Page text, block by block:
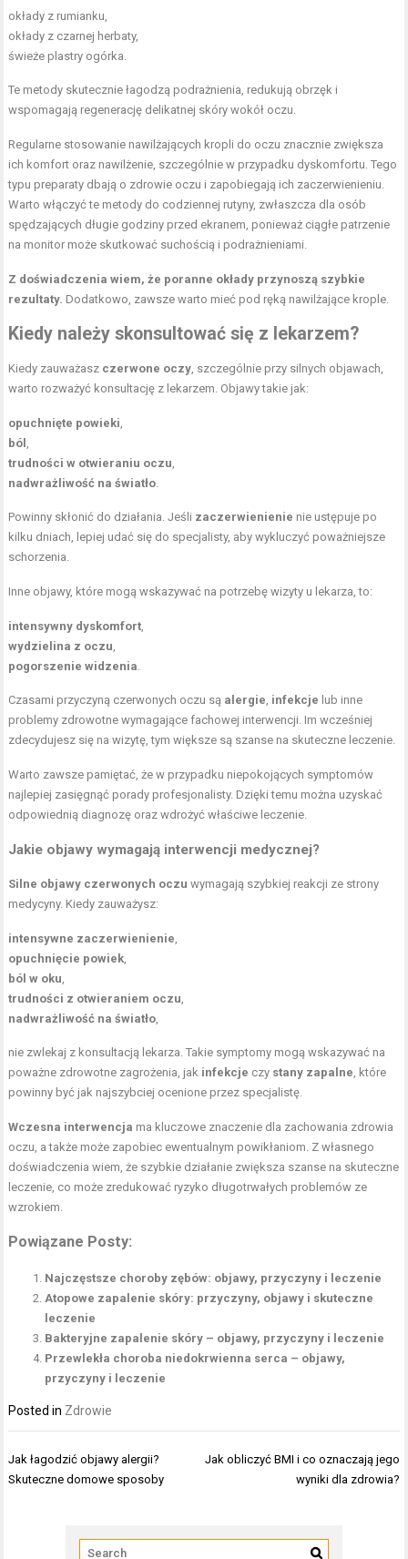
okłady z rumianku,
okłady z czarnej herbaty,
świeże plastry ogórka.
Te metody skutecznie łagodzą podrażnienia, redukują obrzęk i
wspomagają regenerację delikatnej skóry wokół oczu.
Regularne stosowanie nawilżających kropli do oczu znacznie zwiększa
ich komfort oraz nawilżenie, szczególnie w przypadku dyskomfortu. Tego
typu preparaty dbają o zdrowie oczu i zapobiegają ich zaczerwienieniu.
Warto włączyć te metody do codziennej rutyny, zwłaszcza dla osób
spędzających długie godziny przed ekranem, ponieważ ciągłe patrzenie
na monitor może skutkować suchością i podrażnieniami.
Z doświadczenia wiem, że poranne okłady przynoszą szybkie
rezultaty. Dodatkowo, zawsze warto mieć pod ręką nawilżające krople.
Kiedy należy skonsultować się z lekarzem?
Kiedy zauważasz czerwone oczy, szczególnie przy silnych objawach,
warto rozważyć konsultację z lekarzem. Objawy takie jak:
opuchnięte powieki,
ból ,
trudności w otwieraniu oczu,
nadwrażliwość na światło.
Powinny skłonić do działania. Jeśli zaczerwienienie nie ustępuje po
kilku dniach, lepiej udać się do specjalisty, aby wykluczyć poważniejsze
schorzenia.
Inne objawy, które mogą wskazywać na potrzebę wizyty u lekarza, to:
intensywny dyskomfort,
wydzielina z oczu,
pogorszenie widzenia.
Czasami przyczyną czerwonych oczu są alergie, infekcje lub inne
problemy zdrowotne wymagające fachowej interwencji. Im wcześniej
zdecydujesz się na wizytę, tym większe są szanse na skuteczne leczenie.
Warto zawsze pamiętać, że w przypadku niepokojących symptomów
najlepiej zasięgnąć porady profesjonalisty. Dzięki temu można uzyskać
odpowiednią diagnozę oraz wdrożyć właściwe leczenie.
Jakie objawy wymagają interwencji medycznej?
Silne objawy czerwonych oczu wymagają szybkiej reakcji ze strony
medycyny. Kiedy zauważysz:
intensywne zaczerwienienie,
opuchnięcie powiek,
ból w oku,
trudności z otwieraniem oczu,
nadwrażliwość na światło,
nie zwlekaj z konsultacją lekarza. Takie symptomy mogą wskazywać na
poważne zdrowotne zagrożenia, jak infekcje czy stany zapalne, które
powinny być jak najszybciej ocenione przez specjalistę.
Wczesna interwencja ma kluczowe znaczenie dla zachowania zdrowia
oczu, a także może zapobiec ewentualnym powikłaniom. Z własnego
doświadczenia wiem, że szybkie działanie zwiększa szanse na skuteczne
leczenie, co może zredukować ryzyko długotrwałych problemów ze
wzrokiem.
Powiązane Posty:
Najczęstsze choroby zębów: objawy, przyczyny i leczenie
Atopowe zapalenie skóry: przyczyny, objawy i skuteczne
leczenie
Bakteryjne zapalenie skóry – objawy, przyczyny i leczenie
Przewlekła choroba niedokrwienna serca – objawy,
przyczyny i leczenie
Posted in Zdrowie
Nawigacja
wpisu
Jak łagodzić objawy alergii?
Skuteczne domowe sposoby
Jak obliczyć BMI i co oznaczają jego
wyniki dla zdrowia?